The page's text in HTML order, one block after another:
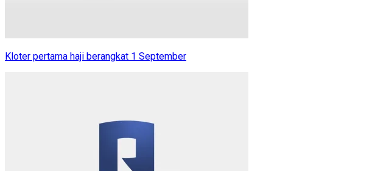
Kloter pertama haji berangkat 1 September